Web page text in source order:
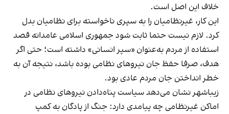
خلاف این اصل است.
این کار، غیرنظامیان را به سپری ناخواسته برای نظامیان بدل
کرد. لازم نیست حتما ثابت شود جمهوری اسلامی عامدانه قصد
استفاده از مردم به‌عنوان «سپر انسانی» داشته است؛ حتی اگر
هدف، صرفا حفظ جان نیروهای نظامی بوده باشد، نتیجه آن به
خطر انداختن جان مردم عادی بود.
زیباشهر نشان می‌دهد سیاست پناه‌دادن نیروهای نظامی در
اماکن غیرنظامی چه پیامدی دارد: جنگ از پادگان به کمپ